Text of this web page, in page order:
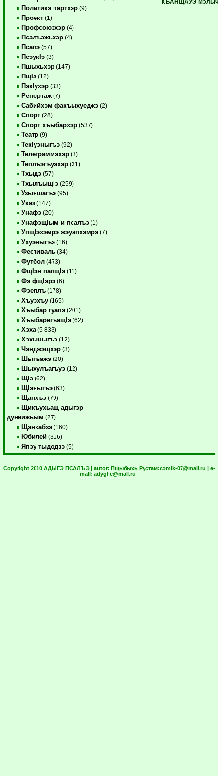
Политикэ партхэр (9)
Проект (1)
Профсоюзхэр (4)
Псалъэжьхэр (4)
Псапэ (57)
ПсэукIэ (3)
Пшыхьхэр (147)
ПщIэ (12)
ПэкIухэр (33)
Репортаж (7)
Сабийхэм факъыхуеджэ (2)
Спорт (28)
Спорт хъыбархэр (537)
Театр (9)
ТекIуэныгъэ (92)
Телеграммэхэр (3)
Теплъэгъуэхэр (31)
Тхыдэ (57)
ТхылъыщIэ (259)
Узыншагъэ (95)
Указ (147)
Унафэ (20)
УнафэщIым и псалъэ (1)
УпщIэхэмрэ жэуапхэмрэ (7)
Ухуэныгъэ (16)
Фестиваль (34)
Футбол (473)
ФщIэн папщIэ (11)
Фэ фщIэрэ (6)
Фэеплъ (178)
Хъуэхъу (165)
Хъыбар гуапэ (201)
ХъыбарегъащIэ (62)
Хэха (5 833)
Хэхыныгъэ (12)
Чэнджэщхэр (3)
Шыгъажэ (20)
Шыхулъагъуэ (12)
ЩIэ (62)
ЩIэныгъэ (63)
Щапхъэ (79)
Щикъухьащ адыгэр
дунеижьым (27)
Щэнхабзэ (160)
Юбилей (316)
Япэу тыдодзэ (5)
КЪАНЩАУЭ
Copyright 2010 АДЫГЭ ПСАЛЪЭ | autor: Пщыбыхь Рустам:comik-07@mail.ru | e-
mail: adyghe@mail.ru